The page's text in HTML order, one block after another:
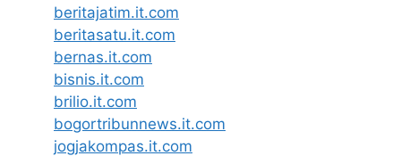
beritajatim.it.com
beritasatu.it.com
bernas.it.com
bisnis.it.com
brilio.it.com
bogortribunnews.it.com
jogjakompas.it.com